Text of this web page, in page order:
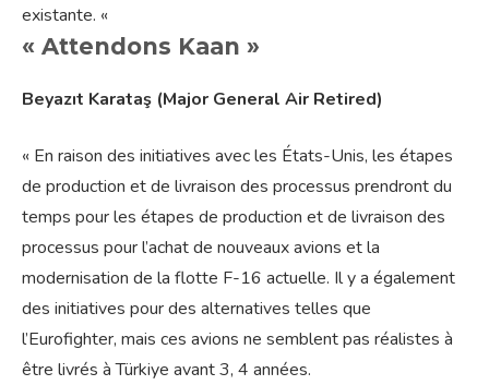
existante. «
« Attendons Kaan »
Beyazıt Karataş (Major General Air Retired)
« En raison des initiatives avec les États-Unis, les étapes
de production et de livraison des processus prendront du
temps pour les étapes de production et de livraison des
processus pour l’achat de nouveaux avions et la
modernisation de la flotte F-16 actuelle. Il y a également
des initiatives pour des alternatives telles que
l’Eurofighter, mais ces avions ne semblent pas réalistes à
être livrés à Türkiye avant 3, 4 années.